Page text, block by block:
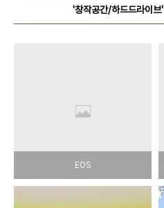
'창작공간/하드드라이브'
EOS